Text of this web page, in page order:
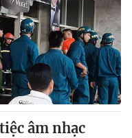
âm nhạc